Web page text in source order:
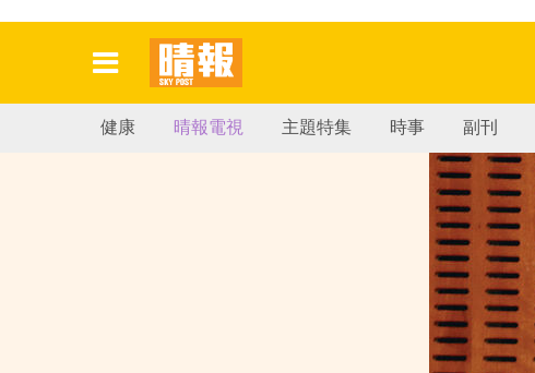
健康 晴報電視 主題特集 時事 副刊